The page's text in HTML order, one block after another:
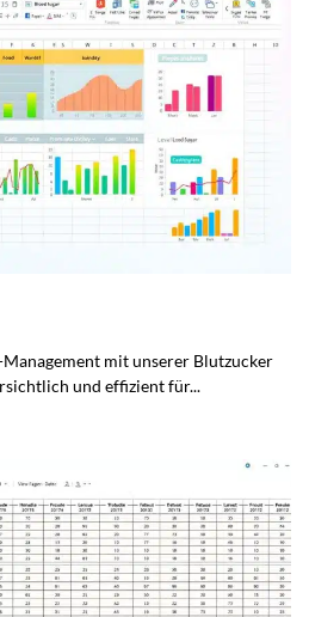
mit unserer Blutzucker
und effizient für...